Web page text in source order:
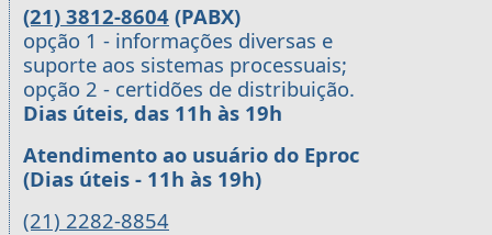
(21) 3812-8604 (PABX)
opção 1 - informações diversas e
suporte aos sistemas processuais;
opção 2 - certidões de distribuição.
Dias úteis, das 11h às 19h
Atendimento ao usuário do Eproc
(Dias úteis - 11h às 19h)
(21) 2282-8854